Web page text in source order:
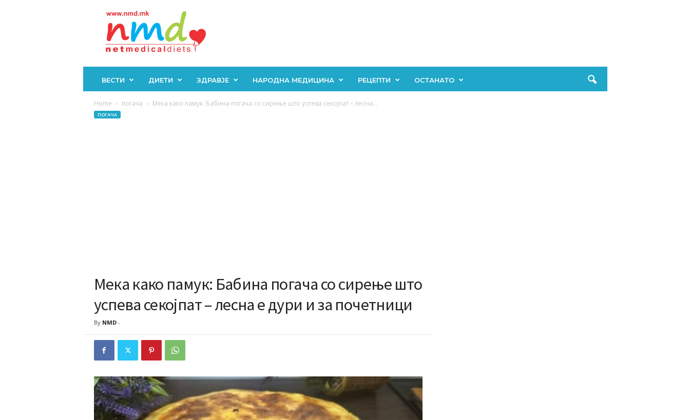
ВЕСТИ ДИЕТИ ЗДРАВЈЕ НАРОДНА МЕДИЦИНА РЕЦЕПТИ ОСТАНАТО
Home погача Мека како памук: Бабина погача со сирење што успева секојпат – лесна...
ПОГАЧА
Мека како памук: Бабина погача со сирење што
успева секојпат – лесна е дури и за почетници
By NMD-